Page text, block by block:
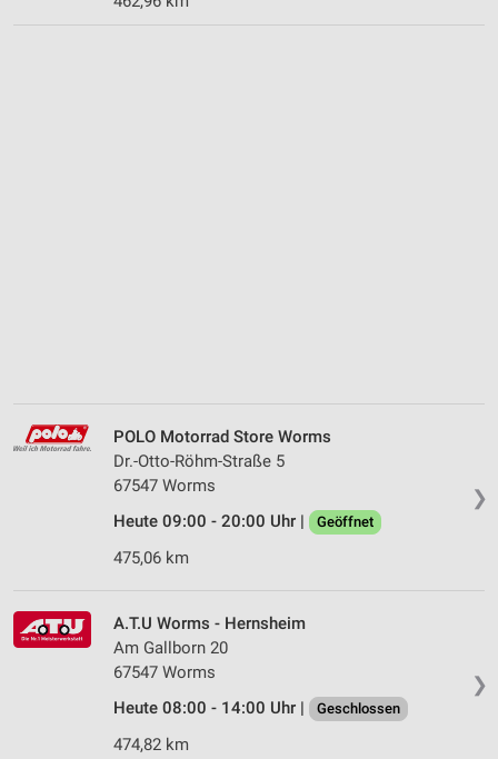
❯
POLO Motorrad Store Worms
Dr.-Otto-Röhm-Straße 5
67547 Worms
Heute 09:00 - 20:00 Uhr |
Geöffnet
475,06 km
❯
A.T.U Worms - Hernsheim
Am Gallborn 20
67547 Worms
Heute 08:00 - 14:00 Uhr |
Geschlossen
474,82 km